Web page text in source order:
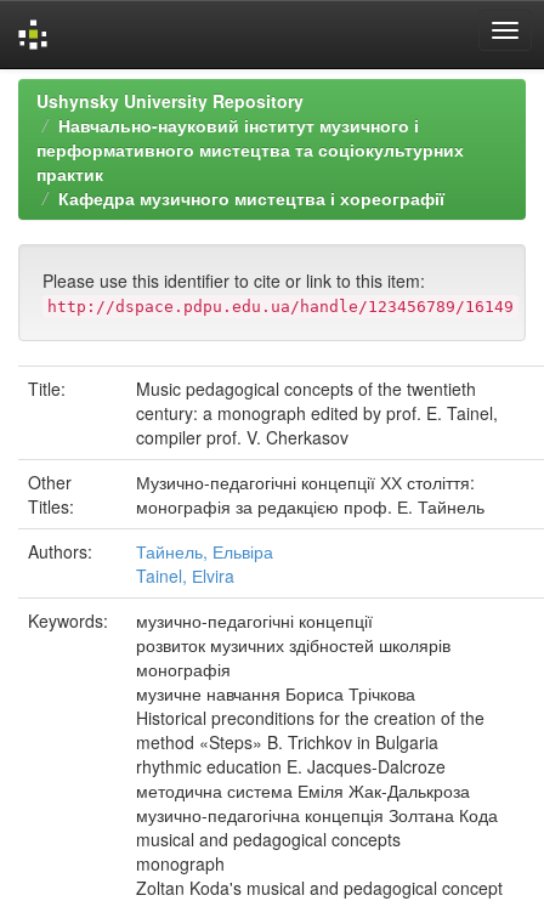
Skip
navigation
Ushynsky University Repository
Навчально-науковий інститут музичного і
перформативного мистецтва та соціокультурних
практик
Кафедра музичного мистецтва і хореографії
Please use this identifier to cite or link to this item:
http://dspace.pdpu.edu.ua/handle/123456789/16149
Title:
Music pedagogical concepts of the twentieth
century: a monograph edited by prof. E. Tainel,
compiler prof. V. Cherkasov
Other
Titles:
Музично-педагогічні концепції ХХ століття:
монографія за редакцією проф. Е. Тайнель
Authors:
Тайнель, Ельвіра
Tainel, Еlvira
Keywords:
музично-педагогічні концепції
розвиток музичних здібностей школярів
монографія
музичне навчання Бориса Трічкова
Historical preconditions for the creation of the
method «Steps» B. Trichkov in Bulgaria
rhythmic education E. Jacques-Dalcroze
методична система Еміля Жак-Далькроза
музично-педагогічна концепція Золтана Кода
musical and pedagogical concepts
monograph
Zoltan Koda's musical and pedagogical concept